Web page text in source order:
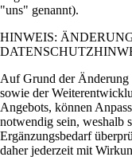
uns
genannt).
HINWEIS:
Auf Grund der Änderung
sowie der
Angebots, können
notwendig sein, weshalb
Ergänzungsbedarf
daher jederzeit mit